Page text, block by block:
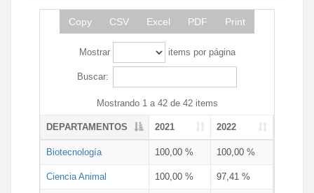
Copy CSV Excel PDF Print
Mostrar items por página
Buscar:
Mostrando 1 a 42 de 42 items
DEPARTAMENTOS 2021 2022
Biotecnología 100,00 % 100,00 %
Ciencia Animal 100,00 % 97,41 %